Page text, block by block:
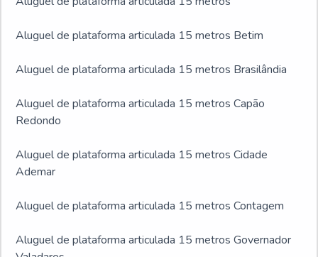
Aluguel de plataforma articulada 15 metros Betim
Aluguel de plataforma articulada 15 metros Brasilândia
Aluguel de plataforma articulada 15 metros Capão
Redondo
Aluguel de plataforma articulada 15 metros Cidade
Ademar
Aluguel de plataforma articulada 15 metros Contagem
Aluguel de plataforma articulada 15 metros Governador